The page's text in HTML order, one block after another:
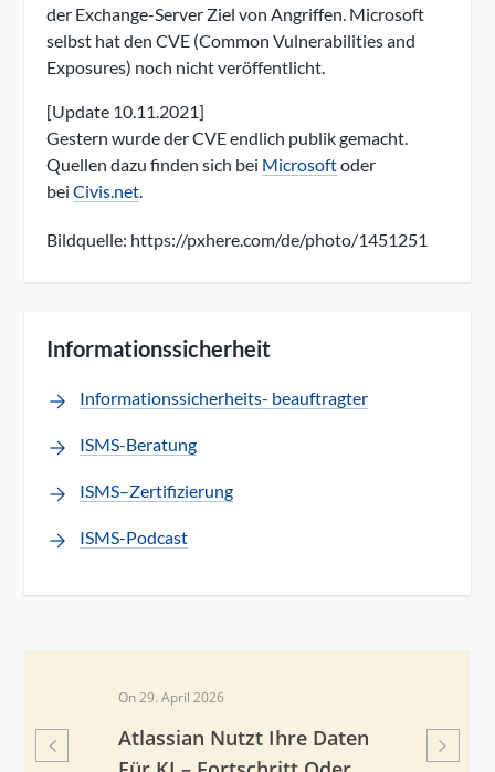
der Exchange-Server Ziel von Angriffen. Microsoft
selbst hat den CVE (Common Vulnerabilities and
Exposures) noch nicht veröffentlicht.
[Update 10.11.2021]
Gestern wurde der CVE endlich publik gemacht.
Quellen dazu finden sich bei Microsoftoder
beiCivis.net
Bildquelle: https://pxhere.com/de/photo/1451251
Informationssicherheit
Informationssicherheits- beauftragter
ISMS-Beratung
ISMS–Zertifizierung
ISMS-Podcast
On 29. April 2026
Atlassian Nutzt Ihre Daten